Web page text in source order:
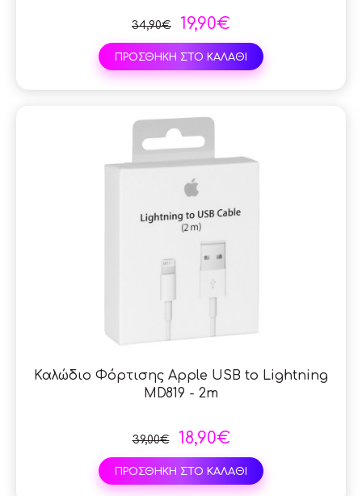
34,90€ 19,90€
ΠΡΟΣΘΗΚΗ ΣΤΟ ΚΑΛΑΘΙ
Καλώδιο Φόρτισης Apple USB to Lightning
MD819 - 2m
39,00€ 18,90€
ΠΡΟΣΘΗΚΗ ΣΤΟ ΚΑΛΑΘΙ